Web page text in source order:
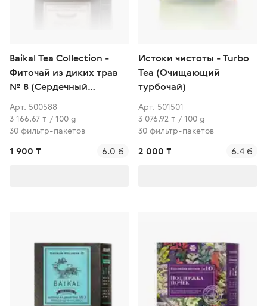
Baikal Tea Collection -
Фиточай из диких трав
№ 8 (Сердечный
комфорт)
Арт. 500588
3 166,67 ₸ / 100 g
30 фильтр-пакетов
1 900 ₸ 6.0 б
Истоки чистоты - Turbo
Tea (Очищающий
турбочай)
Арт. 501501
3 076,92 ₸ / 100 g
30 фильтр-пакетов
2 000 ₸ 6.4 б